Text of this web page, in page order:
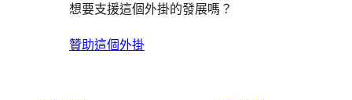
想要支援這個外掛的發展嗎？
贊助這個外掛